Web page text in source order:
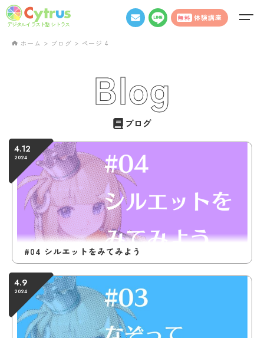
デジタルイラスト塾 シトラス
無料 体験講座
ホーム > ブログ > ページ 4
Blog
ブログ
#04 シルエットをみてみよう
4.12
2024
4.9
2024